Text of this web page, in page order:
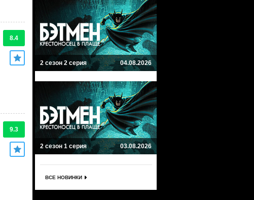
8.4
9.3
2 сезон 2 серия 04.08.2026
2 сезон 1 серия 03.08.2026
ВСЕ НОВИНКИ